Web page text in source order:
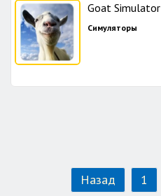
Goat Simulator
Симуляторы
Назад 1